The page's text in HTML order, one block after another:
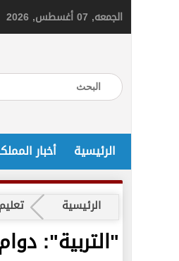
الجمعه, 07 أغسطس, 2026
الرئيسية أخبار
الرئيسية
"التربية":